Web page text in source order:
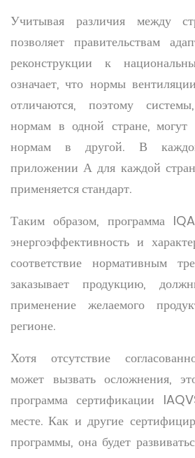
Учитывая различия между
позволяет правительствам
реконструкции к
означает, что нормы
отличаются, поэтому
нормам в одной стране, могут
нормам в другой. В
приложении А для каждой
применяется стандарт.
Таким образом, программа
энергоэффективность и
соответствие нормативным
заказывает продукцию,
применение желаемого
регионе.
Хотя отсутствие
может вызвать осложнения,
программа сертификации
месте. Как и другие
программы, она будет